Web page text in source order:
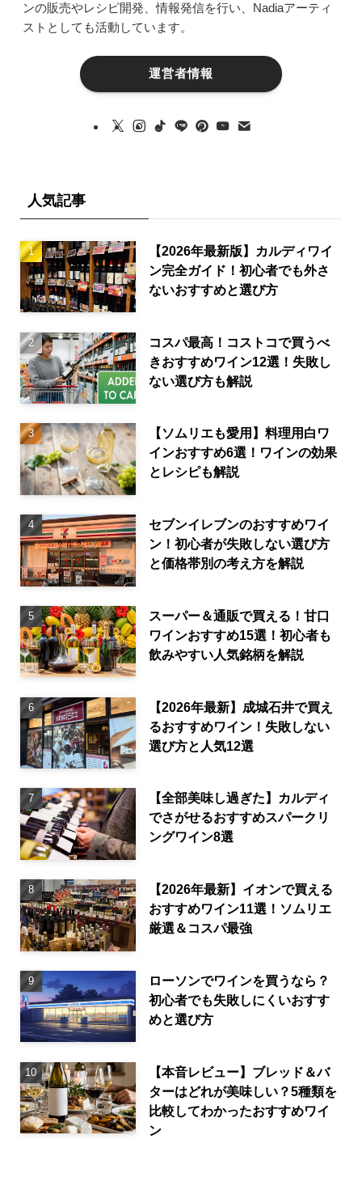
ンの販売やレシピ開発、情報発信を行い、Nadiaアーティ
ストとしても活動しています。
運営者情報
人気記事
【2026年最新版】カルディワイ
ン完全ガイド！初心者でも外さ
ないおすすめと選び方
コスパ最高！コストコで買うべ
きおすすめワイン12選！失敗し
ない選び方も解説
【ソムリエも愛用】料理用白ワ
インおすすめ6選！ワインの効果
とレシピも解説
セブンイレブンのおすすめワイ
ン！初心者が失敗しない選び方
と価格帯別の考え方を解説
スーパー＆通販で買える！甘口
ワインおすすめ15選！初心者も
飲みやすい人気銘柄を解説
【2026年最新】成城石井で買え
るおすすめワイン！失敗しない
選び方と人気12選
【全部美味し過ぎた】カルディ
でさがせるおすすめスパークリ
ングワイン8選
【2026年最新】イオンで買える
おすすめワイン11選！ソムリエ
厳選＆コスパ最強
ローソンでワインを買うなら？
初心者でも失敗しにくいおすす
めと選び方
【本音レビュー】ブレッド＆バ
ターはどれが美味しい？5種類を
比較してわかったおすすめワイ
ン